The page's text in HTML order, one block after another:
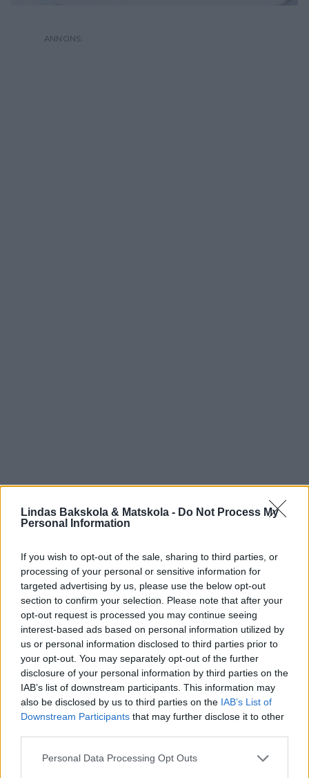
Lindas Bakskola & Matskola - Do Not Process My
Personal Information
If you wish to opt-out of the sale, sharing to third parties, or
processing of your personal or sensitive information for
targeted advertising by us, please use the below opt-out
section to confirm your selection. Please note that after your
opt-out request is processed you may continue seeing
interest-based ads based on personal information utilized by
us or personal information disclosed to third parties prior to
your opt-out. You may separately opt-out of the further
disclosure of your personal information by third parties on the
IAB’s list of downstream participants. This information may
also be disclosed by us to third parties on the IAB’s List of
Downstream Participants that may further disclose it to other
Personal Data Processing Opt Outs
Prenumerera Logga in
KOMMENTAR
Inger
5 år sedan
En trevlig kaka,så lätt att baka